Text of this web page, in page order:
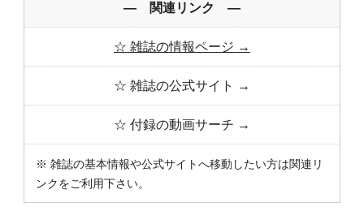
― 関連リンク ―
☆ 雑誌の情報ページ →
☆ 雑誌の公式サイト →
☆ 付録の動画サーチ →
※ 雑誌の基本情報や公式サイトへ移動したい方は関連リ
ンクをご利用下さい。